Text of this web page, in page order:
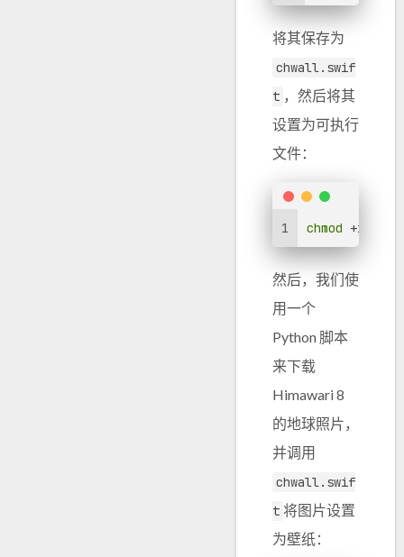
将其保存为
chwall.swif
t ，然后将其
设置为可执行
文件：
1 chmod +x
然后，我们使
用一个
Python 脚本
来下载
Himawari 8
的地球照片，
并调用
chwall.swif
t 将图片设置
为壁纸：